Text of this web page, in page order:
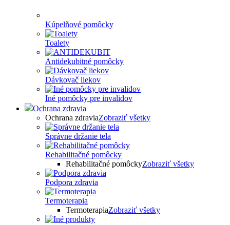
Kúpelňové pomôcky
Toalety
Antidekubitné pomôcky
Dávkovač liekov
Iné pomôcky pre invalidov
Ochrana zdravia
Ochrana zdraviaZobraziť všetky
Správne držanie tela
Rehabilitačné pomôcky
Rehabilitačné pomôckyZobraziť všetky
Podpora zdravia
Termoterapia
TermoterapiaZobraziť všetky